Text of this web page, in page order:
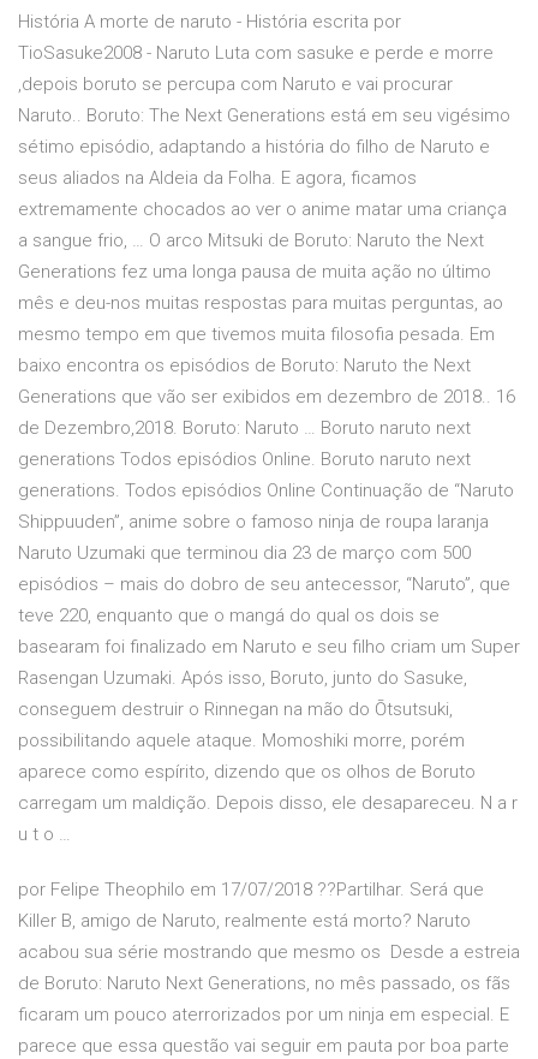
História A morte de naruto - História escrita por
TioSasuke2008 - Naruto Luta com sasuke e perde e morre
,depois boruto se percupa com Naruto e vai procurar
Naruto.. Boruto: The Next Generations está em seu vigésimo
sétimo episódio, adaptando a história do filho de Naruto e
seus aliados na Aldeia da Folha. E agora, ficamos
extremamente chocados ao ver o anime matar uma criança
a sangue frio, … O arco Mitsuki de Boruto: Naruto the Next
Generations fez uma longa pausa de muita ação no último
mês e deu-nos muitas respostas para muitas perguntas, ao
mesmo tempo em que tivemos muita filosofia pesada. Em
baixo encontra os episódios de Boruto: Naruto the Next
Generations que vão ser exibidos em dezembro de 2018.. 16
de Dezembro,2018. Boruto: Naruto … Boruto naruto next
generations Todos episódios Online. Boruto naruto next
generations. Todos episódios Online Continuação de “Naruto
Shippuuden”, anime sobre o famoso ninja de roupa laranja
Naruto Uzumaki que terminou dia 23 de março com 500
episódios – mais do dobro de seu antecessor, “Naruto”, que
teve 220, enquanto que o mangá do qual os dois se
basearam foi finalizado em Naruto e seu filho criam um Super
Rasengan Uzumaki. Após isso, Boruto, junto do Sasuke,
conseguem destruir o Rinnegan na mão do Ōtsutsuki,
possibilitando aquele ataque. Momoshiki morre, porém
aparece como espírito, dizendo que os olhos de Boruto
carregam um maldição. Depois disso, ele desapareceu. N a r
u t o …
por Felipe Theophilo em 17/07/2018 ??Partilhar. Será que
Killer B, amigo de Naruto, realmente está morto? Naruto
acabou sua série mostrando que mesmo os Desde a estreia
de Boruto: Naruto Next Generations, no mês passado, os fãs
ficaram um pouco aterrorizados por um ninja em especial. E
parece que essa questão vai seguir em pauta por boa parte